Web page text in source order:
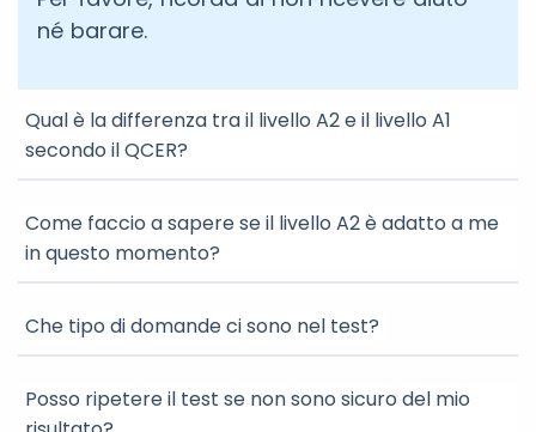
né barare.
Qual è la differenza tra il livello A2 e il livello A1
secondo il QCER?
Come faccio a sapere se il livello A2 è adatto a me
in questo momento?
Che tipo di domande ci sono nel test?
Posso ripetere il test se non sono sicuro del mio